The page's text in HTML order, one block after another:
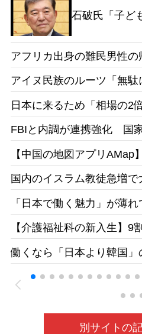
石破氏「子ど
からねえ。そ
家をやってい
イリー新潮］
アフリカ出身の難民男性
地裁「日本語能力があっ
経］26/05
アイヌ民族のルーツ「無
遺志受け継ぐ［北海道新聞
日本に来るため「相場の2
らもっと働きたい」 お惣
ム人女性の事情［東京新聞
FBIと内調が連携強化 国
【中国の地図アプリAMap
信 国家安全局がリスク指
国内のイスラム教徒急増で
「日本で働く魅力」が薄
集をかけても人が集まら
【介護福祉科の新入生】
若狭医療福祉専門学校［
働くなら「日本より韓国
ベトナムの人材送り出し
26/05
別サイトの